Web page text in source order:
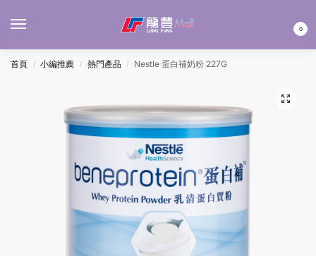
0
首頁 / 小編推薦 / 熱門產品 / Nestle 蛋白補奶粉 227G